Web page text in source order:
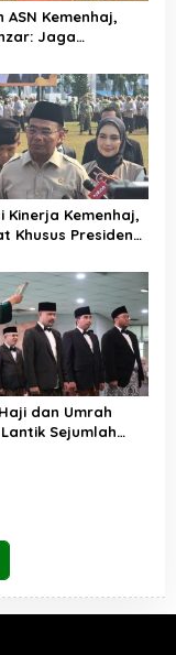
ASN Kemenhaj,
Jaga
Jemaah
Komoditas
Kinerja Kemenhaj,
Khusus Presiden
Haji
dan Umrah
Sejumlah